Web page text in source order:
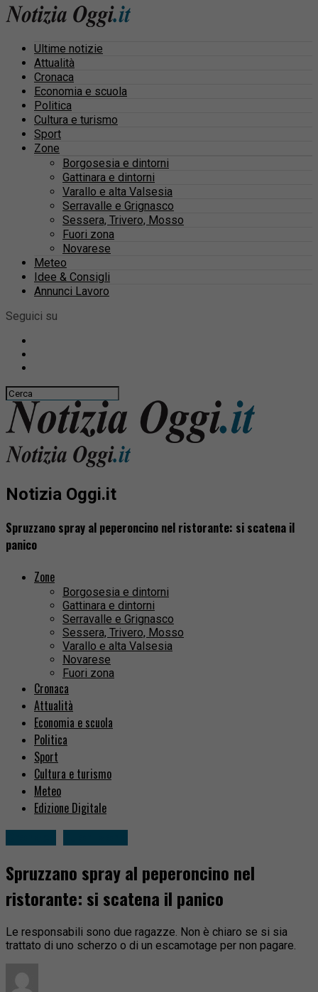
Ultime notizie
Attualità
Cronaca
Economia e scuola
Politica
Cultura e turismo
Sport
Zone
Borgosesia e dintorni
Gattinara e dintorni
Varallo e alta Valsesia
Serravalle e Grignasco
Sessera, Trivero, Mosso
Fuori zona
Novarese
Meteo
Idee & Consigli
Annunci Lavoro
Seguici su
Notizia Oggi.it
Spruzzano spray al peperoncino nel ristorante: si scatena il
panico
Zone
Borgosesia e dintorni
Gattinara e dintorni
Serravalle e Grignasco
Sessera, Trivero, Mosso
Varallo e alta Valsesia
Novarese
Fuori zona
Cronaca
Attualità
Economia e scuola
Politica
Sport
Cultura e turismo
Meteo
Edizione Digitale
Spruzzano spray al peperoncino nel
ristorante: si scatena il panico
Le responsabili sono due ragazze. Non è chiaro se si sia
trattato di uno scherzo o di un escamotage per non pagare.